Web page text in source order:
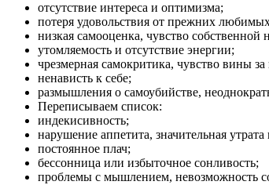
отсутствие интереса и оптимизма;
потеря удовольствия от прежних
низкая самооценка, чувство собственной
утомляемость и отсутствие энергии;
чрезмерная самокритика, чувство вины
ненависть к себе;
размышления о самоубийстве,
Переписываем список:
индекисивность;
нарушение аппетита, значительная утрата
постоянное плач;
бессонница или избыточное сонливость;
проблемы с мышлением, невозможность